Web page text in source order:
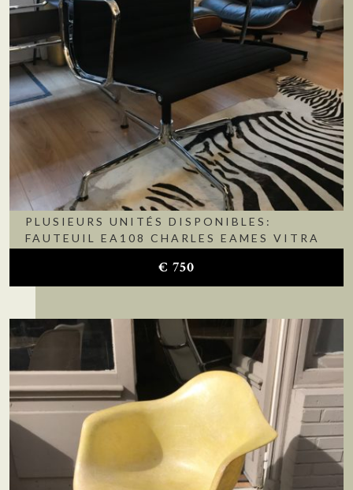
PLUSIEURS UNITÉS DISPONIBLES:
FAUTEUIL EA108 CHARLES EAMES VITRA
€ 750